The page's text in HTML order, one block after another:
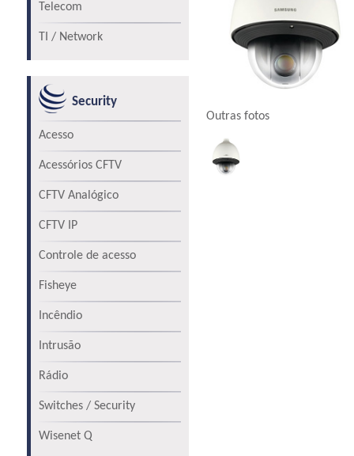
Telecom
TI / Network
Security
Acesso
Acessórios CFTV
CFTV Analógico
CFTV IP
Controle de acesso
Fisheye
Incêndio
Intrusão
Rádio
Switches / Security
Wisenet Q
Outras fotos